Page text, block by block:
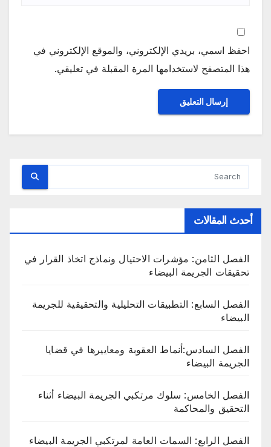
احفظ اسمي، بريدي الإلكتروني، والموقع الإلكتروني في
هذا المتصفح لاستخدامها المرة المقبلة في تعليقي.
أحدث المقالات
الفصل الثامن: مؤشرات الاحتيال ونماذج اتخاذ القرار في
تحقيقات الجريمة البيضاء
الفصل السابع: التطبيقات التحليلية والتحقيقية للجريمة
البيضاء
الفصل السادس:أنماط العقوبة ومعاييرها في قضايا
الجريمة البيضاء
الفصل الخامس: سلوك مرتكبي الجريمة البيضاء أثناء
التحقيق والمحاكمة
الفصل الرابع: السمات العامة لمرتكبي الجريمة البيضاء